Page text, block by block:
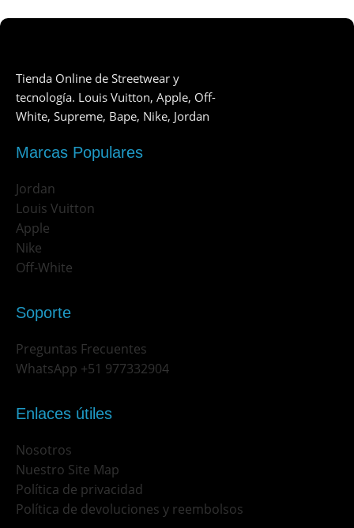
Tienda Online de Streetwear y
tecnología. Louis Vuitton, Apple, Off-
White, Supreme, Bape, Nike, Jordan
Marcas Populares
Jordan
Louis Vuitton
Apple
Nike
Off-White
Soporte
Preguntas Frecuentes
WhatsApp +51 977332904
Enlaces útiles
Nosotros
Nuestro Site Map
Política de privacidad
Política de devoluciones y reembolsos